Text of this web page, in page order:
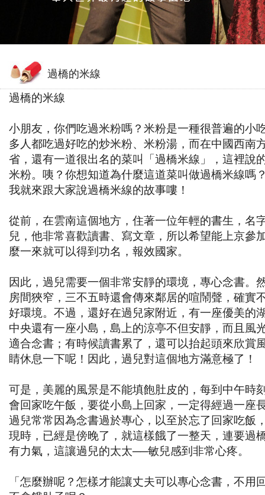
過橋的米線
過橋的米線
小朋友，你們吃過米粉嗎？米粉是一種很普遍的小
多人都吃過好吃的炒米粉、米粉湯，而在中國西南
省，還有一道很出名的菜叫「過橋米線」，這裡說
米粉。咦？你想知道為什麼這道菜叫做過橋米線嗎
我就來跟大家說過橋米線的故事嘍！
從前，在雲南這個地方，住著一位年輕的書生，名
兒，他非常喜歡讀書、寫文章，所以希望能上京參
麼一來就可以得到功名，報效國家。
因此，過兒需要一個非常安靜的環境，專心念書。
房間狹窄，三不五時還會傳來鄰居的喧鬧聲，確實
好環境。不過，還好在過兒家附近，有一座優美的
中央還有一座小島，島上的涼亭不但安靜，而且風
適合念書；有時候讀書累了，還可以抬起頭來欣賞
睛休息一下呢！因此，過兒對這個地方滿意極了！
可是，美麗的風景是不能填飽肚皮的，每到中午時
會回家吃午飯，要從小島上回家，一定得經過一座
過兒常常因為念書過於專心，以至於忘了回家吃飯
現時，已經是傍晚了，就這樣餓了一整天，連要過
有力氣，這讓過兒的太太──敏兒感到非常心疼。
「怎麼辦呢？怎樣才能讓丈夫可以專心念書，不用